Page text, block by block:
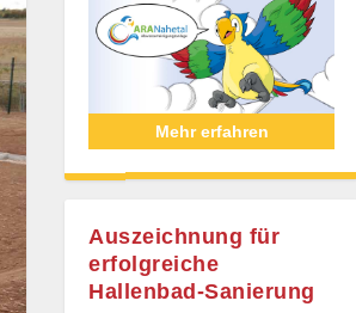
Mehr erfahren
Auszeichnung für
erfolgreiche
Hallenbad-Sanierung